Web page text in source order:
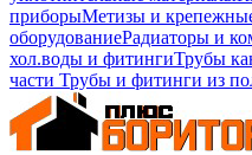
приборыМетизы и
оборудованиеРадиаторы и
хол.воды и фитингиТрубы
части Трубы и фитинги из